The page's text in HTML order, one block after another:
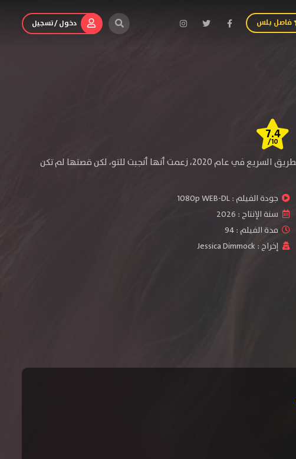
فاصل بلس دخول / تسجيل
7.4
/10
عندما أوقف شرطي في ولاية تكساس امرأة تقود سيارتها بشكل متقطع على الطريق السريع في عام 2020، زعمت أنها أنجبت للتو، لكن قصتها لم تكن
جودة الفيلم :1080p WEB-DL
سنة الإنتاج : 2026
مدة الفيلم : 94
إخراج : Jessica Dimmock